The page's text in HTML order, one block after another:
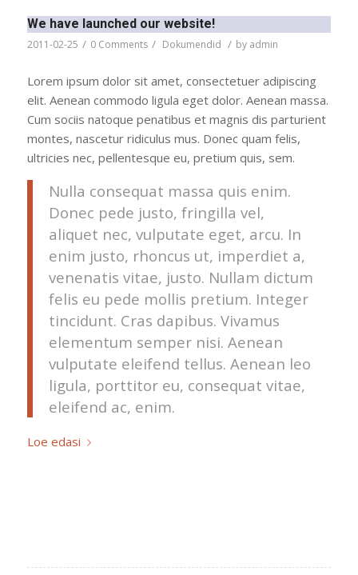
We have launched our website!
2011-02-25 / 0 Comments / Dokumendid / by admin
Lorem ipsum dolor sit amet, consectetuer adipiscing
elit. Aenean commodo ligula eget dolor. Aenean massa.
Cum sociis natoque penatibus et magnis dis parturient
montes, nascetur ridiculus mus. Donec quam felis,
ultricies nec, pellentesque eu, pretium quis, sem.
Nulla consequat massa quis enim.
Donec pede justo, fringilla vel,
aliquet nec, vulputate eget, arcu. In
enim justo, rhoncus ut, imperdiet a,
venenatis vitae, justo. Nullam dictum
felis eu pede mollis pretium. Integer
tincidunt. Cras dapibus. Vivamus
elementum semper nisi. Aenean
vulputate eleifend tellus. Aenean leo
ligula, porttitor eu, consequat vitae,
eleifend ac, enim.
Loe edasi